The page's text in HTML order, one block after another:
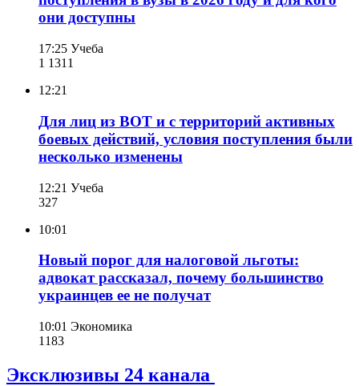
они доступны
17:25 Учеба
1 131 1
12:21
Для лиц из ВОТ и с территорий активных
боевых действий, условия поступления были
несколько изменены
12:21 Учеба
327
10:01
Новый порог для налоговой льготы:
адвокат рассказал, почему большинство
украинцев ее не получат
10:01 Экономика
1183
Эксклюзивы 24 канала